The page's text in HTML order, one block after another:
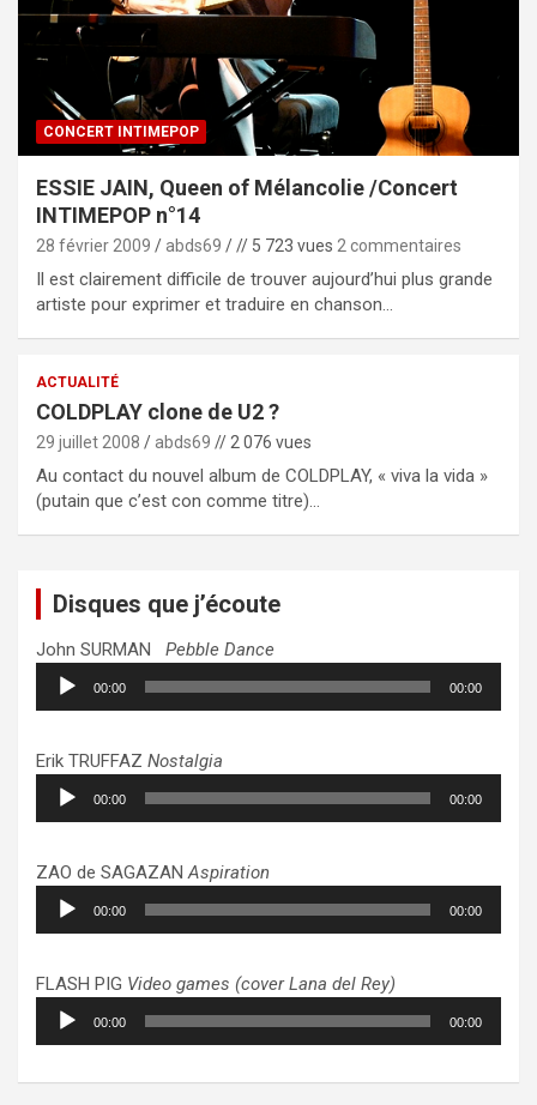
CONCERT INTIMEPOP
ESSIE JAIN, Queen of Mélancolie /Concert
INTIMEPOP n°14
28 février 2009 abds69 // 5 723 vues 2 commentaires
Il est clairement difficile de trouver aujourd’hui plus grande
artiste pour exprimer et traduire en chanson…
ACTUALITÉ
COLDPLAY clone de U2 ?
29 juillet 2008 abds69 // 2 076 vues
Au contact du nouvel album de COLDPLAY, « viva la vida »
(putain que c’est con comme titre)…
Disques que j’écoute
John SURMAN Pebble Dance
Lecteur
audio
00:00 00:00
Erik TRUFFAZ Nostalgia
Lecteur
audio
00:00 00:00
ZAO de SAGAZANAspiration
Lecteur
audio
00:00 00:00
FLASH PIG Video games (cover Lana del Rey)
Lecteur
audio
00:00 00:00